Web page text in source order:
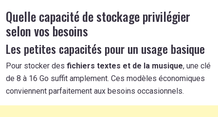
Quelle capacité de stockage privilégier
selon vos besoins
Les petites capacités pour un usage basique
Pour stocker des fichiers textes et de la musique, une clé
de 8 à 16 Go suffit amplement. Ces modèles économiques
conviennent parfaitement aux besoins occasionnels.